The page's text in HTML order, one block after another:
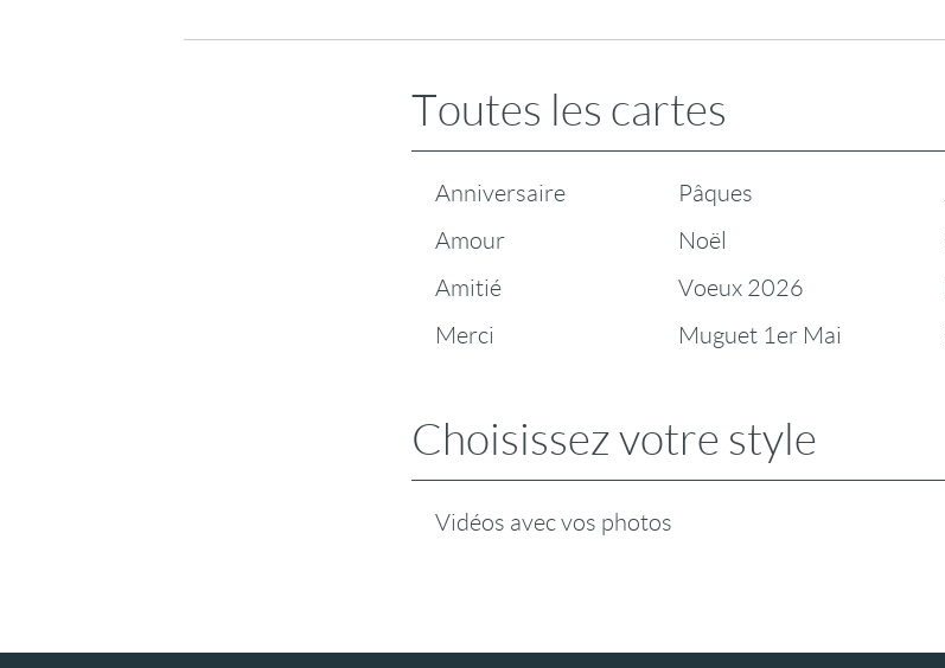
Toutes les cartes
Anniversaire
Amour
Amitié
Merci
Pâques
Noël
Voeux 2026
Muguet 1er Mai
Choisissez votre style
Vidéos avec vos photos